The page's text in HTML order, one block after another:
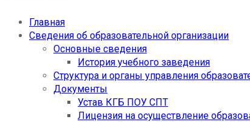
Главная
Сведения об образовательной организации
Основные сведения
История учебного заведения
Структура и органы управления
Документы
Устав КГБ ПОУ СПТ
Лицензия на осуществление